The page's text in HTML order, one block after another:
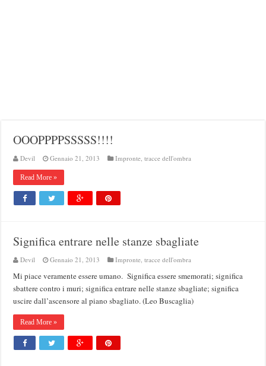
OOOPPPPSSSSS!!!!
Devil Gennaio 21, 2013 Impronte, tracce dell'ombra
Read More »
Significa entrare nelle stanze sbagliate
Devil Gennaio 21, 2013 Impronte, tracce dell'ombra
Mi piace veramente essere umano. Significa essere smemorati; significa
sbattere contro i muri; significa entrare nelle stanze sbagliate; significa
uscire dall’ascensore al piano sbagliato. (Leo Buscaglia)
Read More »